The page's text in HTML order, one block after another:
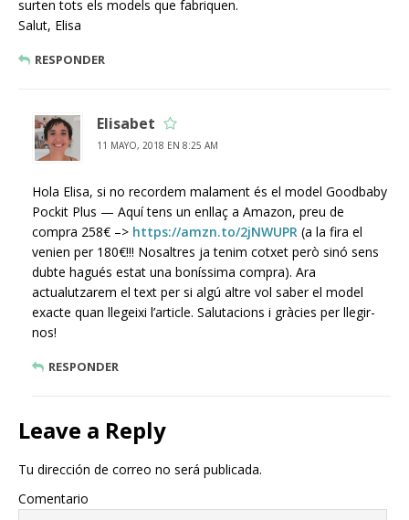
surten tots els models que fabriquen.
Salut, Elisa
RESPONDER
Elisabet
11 MAYO, 2018 EN 8:25 AM
Hola Elisa, si no recordem malament és el model Goodbaby
Pockit Plus — Aquí tens un enllaç a Amazon, preu de
compra 258€ –> https://amzn.to/2jNWUPR (a la fira el
venien per 180€!!! Nosaltres ja tenim cotxet però sinó sens
dubte hagués estat una boníssima compra). Ara
actualutzarem el text per si algú altre vol saber el model
exacte quan llegeixi l’article. Salutacions i gràcies per llegir-
nos!
RESPONDER
Leave a Reply
Tu dirección de correo no será publicada.
Comentario